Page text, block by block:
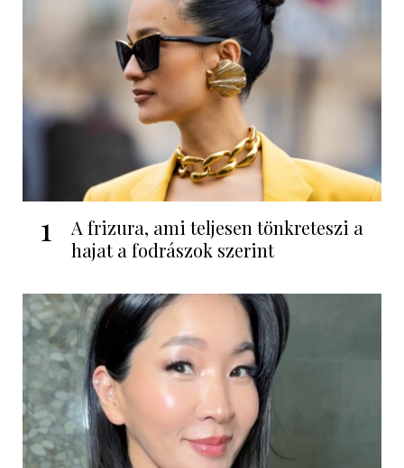
1
A frizura, ami teljesen tönkreteszi a
hajat a fodrászok szerint